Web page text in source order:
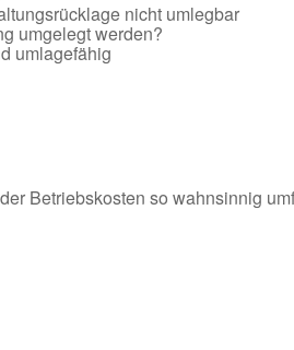
nicht umlegbar
umgelegt werden?
umlagefähig
Betriebskosten so wahnsinnig